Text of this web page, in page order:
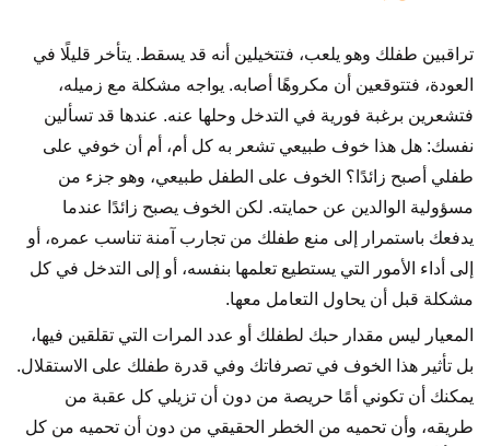
تراقبين طفلك وهو يلعب، فتتخيلين أنه قد يسقط. يتأخر قليلًا في
العودة، فتتوقعين أن مكروهًا أصابه. يواجه مشكلة مع زميله،
فتشعرين برغبة فورية في التدخل وحلها عنه. عندها قد تسألين
نفسك: هل هذا خوف طبيعي تشعر به كل أم، أم أن خوفي على
طفلي أصبح زائدًا؟ الخوف على الطفل طبيعي، وهو جزء من
مسؤولية الوالدين عن حمايته. لكن الخوف يصبح زائدًا عندما
يدفعك باستمرار إلى منع طفلك من تجارب آمنة تناسب عمره، أو
إلى أداء الأمور التي يستطيع تعلمها بنفسه، أو إلى التدخل في كل
مشكلة قبل أن يحاول التعامل معها.
المعيار ليس مقدار حبك لطفلك أو عدد المرات التي تقلقين فيها،
بل تأثير هذا الخوف في تصرفاتك وفي قدرة طفلك على الاستقلال.
يمكنك أن تكوني أمًا حريصة من دون أن تزيلي كل عقبة من
طريقه، وأن تحميه من الخطر الحقيقي من دون أن تحميه من كل